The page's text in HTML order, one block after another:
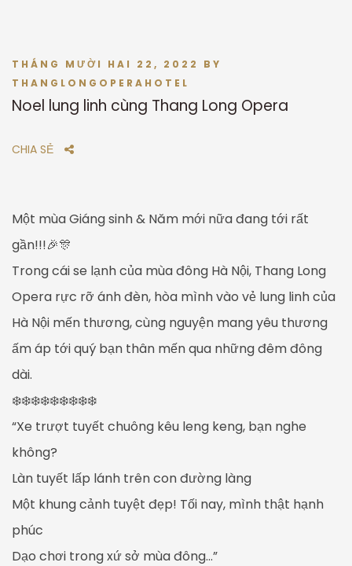
THÁNG MƯỜI HAI 22, 2022
BY
THANGLONGOPERAHOTEL
Noel lung linh cùng Thang Long Opera
CHIA SẺ
Một mùa Giáng sinh & Năm mới nữa đang tới rất
gần!!!🎉🎊
Trong cái se lạnh của mùa đông Hà Nội, Thang Long
Opera rực rỡ ánh đèn, hòa mình vào vẻ lung linh của
Hà Nội mến thương, cùng nguyện mang yêu thương
ấm áp tới quý bạn thân mến qua những đêm đông
dài.
❄️❄️❄️❄️❄️❄️❄️❄️❄️
“Xe trượt tuyết chuông kêu leng keng, bạn nghe
không?
Làn tuyết lấp lánh trên con đường làng
Một khung cảnh tuyệt đẹp! Tối nay, mình thật hạnh
phúc
Dạo chơi trong xứ sở mùa đông…”